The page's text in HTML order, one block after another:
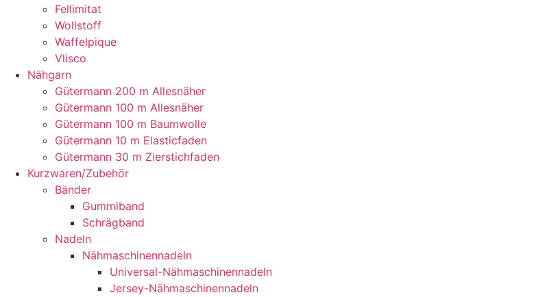
Fellimitat
Wollstoff
Waffelpique
Vlisco
Nähgarn
Gütermann 200 m Allesnäher
Gütermann 100 m Allesnäher
Gütermann 100 m Baumwolle
Gütermann 10 m Elasticfaden
Gütermann 30 m Zierstichfaden
Kurzwaren/Zubehör
Bänder
Gummiband
Schrägband
Nadeln
Nähmaschinennadeln
Universal-Nähmaschinennadeln
Jersey-Nähmaschinennadeln